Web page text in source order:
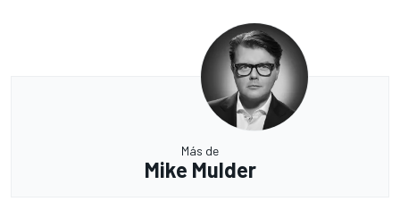
Más de
Mike Mulder